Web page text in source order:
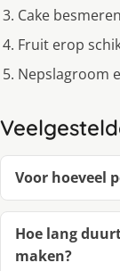
Cake
Fruit erop
Nepslagroom
Voor hoeveel
Hoe lang
maken?